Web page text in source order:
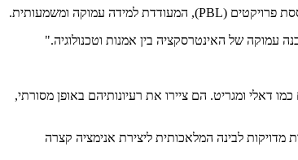
עמוקה של האינטרסקציה בין אמנות וטכנולוגיה."
דאלי ומגריט. הם ציירו את רעיונותיהם באופן מסורתי,
לבינה המלאכותית ליצירת אנימציה קצרה